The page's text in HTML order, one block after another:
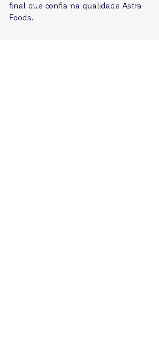
final que confia na qualidade Astra
Foods.